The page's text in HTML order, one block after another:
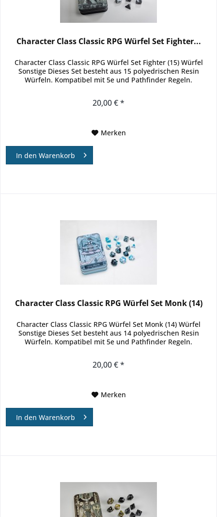
Character Class Classic RPG Würfel Set Fighter...
Character Class Classic RPG Würfel Set Fighter (15) Würfel
Sonstige Dieses Set besteht aus 15 polyedrischen Resin
Würfeln. Kompatibel mit 5e und Pathfinder Regeln.
20,00 € *
Merken
In den Warenkorb
Character Class Classic RPG Würfel Set Monk (14)
Character Class Classic RPG Würfel Set Monk (14) Würfel
Sonstige Dieses Set besteht aus 14 polyedrischen Resin
Würfeln. Kompatibel mit 5e und Pathfinder Regeln.
20,00 € *
Merken
In den Warenkorb